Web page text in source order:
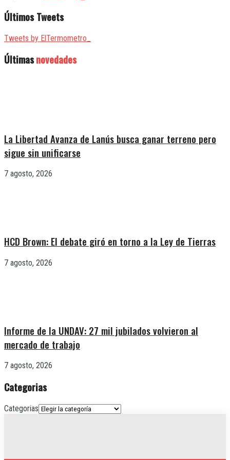
Últimos Tweets
Tweets by ElTermometro_
Últimasnovedades
La Libertad Avanza de Lanús busca ganar terreno pero
sigue sin unificarse
7 agosto, 2026
HCD Brown: El debate giró en torno a la Ley de Tierras
7 agosto, 2026
Informe de la UNDAV: 27 mil jubilados volvieron al
mercado de trabajo
7 agosto, 2026
Categorias
Categorias